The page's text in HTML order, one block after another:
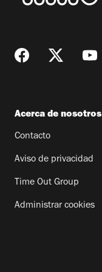
Acerca de nosotros
Contacto
Aviso de privacidad
Time Out Group
Administrar cookies